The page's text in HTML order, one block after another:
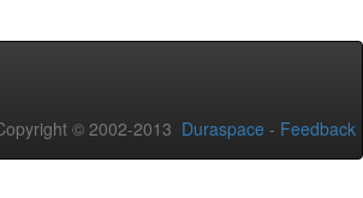
© 2002-2013 Duraspace - Feedback